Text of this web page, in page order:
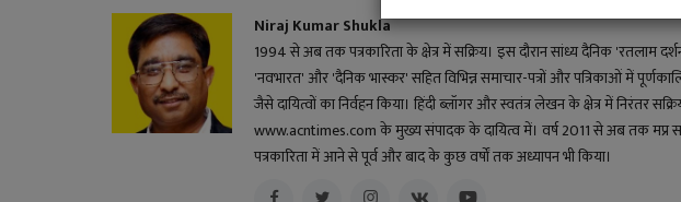
Niraj Kumar Shukla
1994 से अब तक पत्रकारिता के क्षेत्र में सक्रिय। इस दौरान सांध्य दैनिक 'रतलाम
'नवभारत' और 'दैनिक भास्कर' सहित विभिन्न समाचार-पत्रों और पत्रिकाओं में
जैसे दायित्वों का निर्वहन किया। हिंदी ब्लॉगर और स्वतंत्र लेखन के क्षेत्र में निरंतर
www.acntimes.com के मुख्य संपादक के दायित्व में। वर्ष 2011 से अब तक मप्र
पत्रकारिता में आने से पूर्व और बाद के कुछ वर्षों तक अध्यापन भी किया।